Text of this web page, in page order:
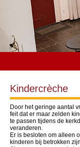
Kindercrèche
Door het geringe aantal
feit dat er maar zelden
te passen tijdens de
veranderen.
Er is besloten om alleen
kinderen bij betrokken